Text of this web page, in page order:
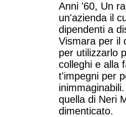
Anni '60, Un
un'azienda il
dipendenti a
Vismara per il
per utilizzarlo
colleghi e alla
t'impegni per
quella di Neri
dimenticato.